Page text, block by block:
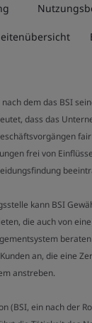
dem das BSI
dass das
frei von
kann BSI
die auch von
an, die eine
anstreben.
(BSI, ein nach der